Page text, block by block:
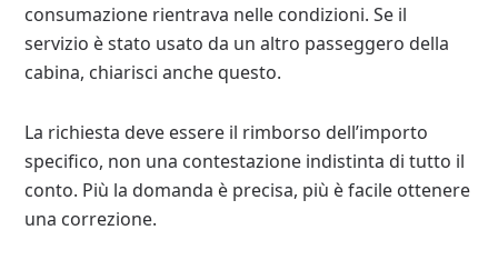
consumazione rientrava nelle condizioni. Se il
servizio è stato usato da un altro passeggero della
cabina, chiarisci anche questo.
La richiesta deve essere il rimborso dell’importo
specifico, non una contestazione indistinta di tutto il
conto. Più la domanda è precisa, più è facile ottenere
una correzione.